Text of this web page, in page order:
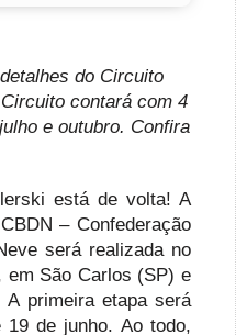
do Circuito
contará com 4
e outubro. Confira
está de volta! A
– Confederação
será realizada no
em São Carlos (SP) e
primeira etapa será
de junho. Ao todo,